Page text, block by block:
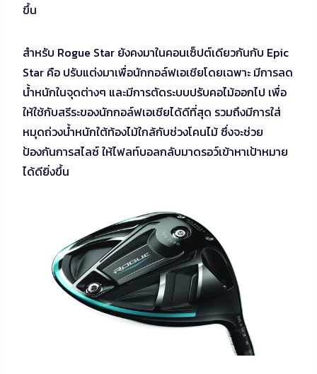
ขึ้น
สำหรับ Rogue Star ยังคงมาในคอนเซ็ปต์เดียวกันกับ Epic
Star คือ ปรับแต่งมาเพื่อนักกอล์ฟเอเชียโดยเฉพาะ มีการลด
น้ำหนักในจุดต่างๆ และมีการตัดระบบปรับคอไม้ออกไป เพื่อ
ให้ใช้กับสรีระของนักกอล์ฟเอเชียได้ดีที่สุด รวมถึงมีการใส่
หมุดถ่วงน้ำหนักใต้ท้องไม้ใกล้กับช่วงโคนไม้ ซึ่งจะช่วย
ป้องกันการสไลซ์ ให้ไฟลท์บอลกลับมาดรอว์เข้าหาเป้าหมาย
ได้ดียิ่งขึ้น